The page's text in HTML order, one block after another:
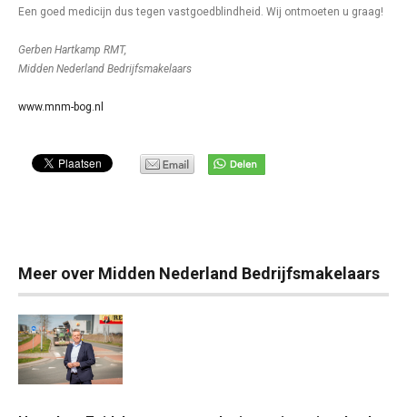
Een goed medicijn dus tegen vastgoedblindheid. Wij ontmoeten u graag!
Gerben Hartkamp RMT,
Midden Nederland Bedrijfsmakelaars
www.mnm-bog.nl
Meer over Midden Nederland Bedrijfsmakelaars